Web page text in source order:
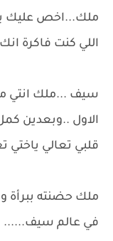
ملك...اخص عليك
اللي كنت فاكرة
سيف ...ملك انتي
الاول ..وبعدين
قلبي تعالي
ملك حضنته ببرأة
في عالم سيف......